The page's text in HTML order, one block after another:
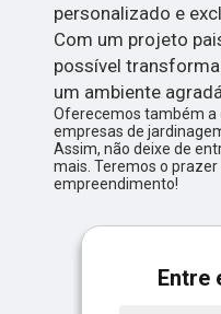
personalizado e
Com um projeto
possível
um ambiente
Oferecemos também a
empresas de
Assim, não deixe de
mais. Teremos o
empreendimento!
Entre